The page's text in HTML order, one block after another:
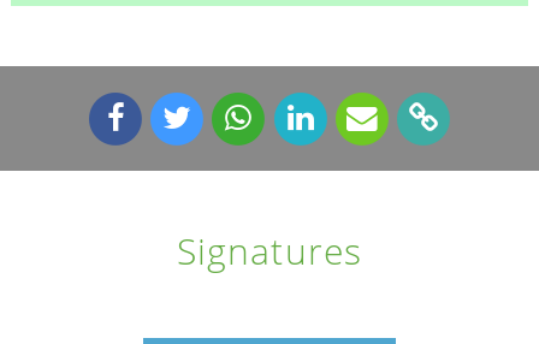
Signatures